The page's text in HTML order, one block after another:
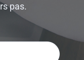
pas.